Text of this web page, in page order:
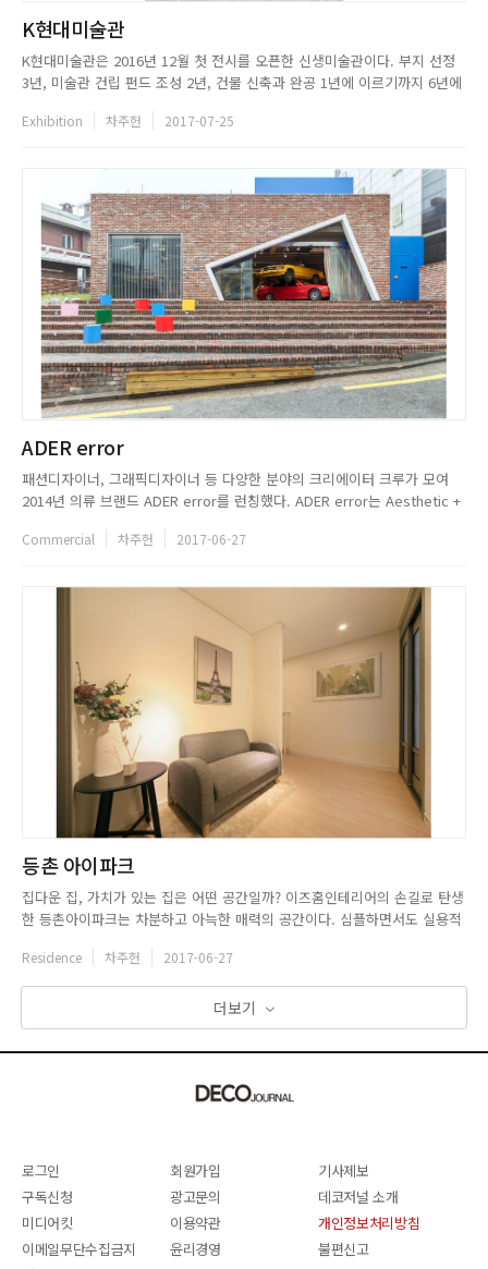
K현대미술관
K현대미술관은 2016년 12월 첫 전시를 오픈한 신생미술관이다. 부지 선정
3년, 미술관 건립 펀드 조성 2년, 건물 신축과 완공 1년에 이르기까지 6년에
게 오후 10시까지 개관을 제안해 보다 많은 사람들이 시간과 장소에 구애받
Exhibition 차주헌 2017-07-25
ADER error
패션디자이너, 그래픽디자이너 등 다양한 분야의 크리에이터 크루가 모여
2014년 의류 브랜드 ADER error를 런칭했다. ADER error는 Aesthetic +
ADER에 실패, 오차 등의 불완전함을 뜻하는 error를 덧붙여 지어진 이름이
Commercial 차주헌 2017-06-27
등촌 아이파크
집다운 집, 가치가 있는 집은 어떤 공간일까? 이즈홈인테리어의 손길로 탄생
한 등촌아이파크는 차분하고 아늑한 매력의 공간이다. 심플하면서도 실용적
을 모두 갖추고 있다. 집의 가치를 높이는 이즈홈인테리어는 홈인테리어부터
리모델링까지 우수한 실력을 바탕으로 다양한 서비스를 제공한다. 컬러나
Residence 차주헌 2017-06-27
더보기
로그인 회원가입
기사제보
구독신청
광고문의
데코저널 소개
미디어킷
이용약관
개인정보처리방침
이메일무단수집금지
윤리경영
불편신고